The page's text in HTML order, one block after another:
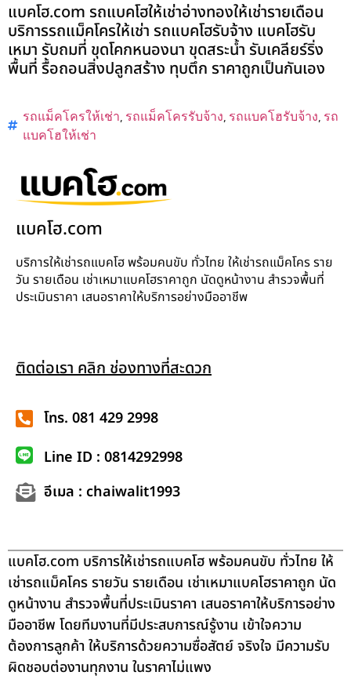
แบคโฮ.com รถแบคโฮให้เช่าอ่างทองให้เช่ารายเดือน
บริการรถแม็คโครให้เช่า รถแบคโฮรับจ้าง แบคโฮรับ
เหมา รับถมที่ ขุดโคกหนองนา ขุดสระน้ำ รับเคลียร์ริ่ง
พื้นที่ รื้อถอนสิ่งปลูกสร้าง ทุบตึก ราคาถูกเป็นกันเอง
รถแม็คโครให้เช่า, รถแม็คโครรับจ้าง, รถแบคโฮรับจ้าง, รถ
แบคโฮให้เช่า
แบคโฮ.com
บริการให้เช่ารถแบคโฮ พร้อมคนขับ ทั่วไทย ให้เช่ารถแม็คโคร ราย
วัน รายเดือน เช่าเหมาแบคโฮราคาถูก นัดดูหน้างาน สำรวจพื้นที่
ประเมินราคา เสนอราคาให้บริการอย่างมืออาชีพ
ติดต่อเรา คลิก ช่องทางที่สะดวก
โทร. 081 429 2998
Line ID : 0814292998
อีเมล : chaiwalit1993
แบคโฮ.com บริการให้เช่ารถแบคโฮ พร้อมคนขับ ทั่วไทย ให้
เช่ารถแม็คโคร รายวัน รายเดือน เช่าเหมาแบคโฮราคาถูก นัด
ดูหน้างาน สำรวจพื้นที่ประเมินราคา เสนอราคาให้บริการอย่าง
มืออาชีพ โดยทีมงานที่มีประสบการณ์รู้งาน เข้าใจความ
ต้องการลูกค้า ให้บริการด้วยความซื่อสัตย์ จริงใจ มีความรับ
ผิดชอบต่องานทุกงาน ในราคาไม่แพง